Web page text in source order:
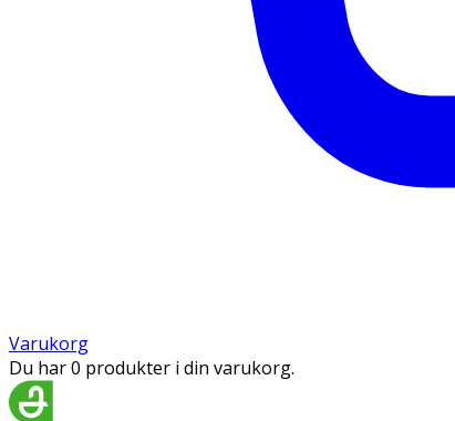
Varukorg
Du har 0 produkter i din varukorg.